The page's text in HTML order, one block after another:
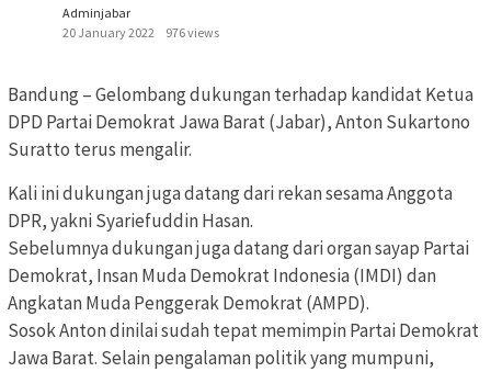
Adminjabar
20 January 2022
976 views
Bandung – Gelombang dukungan terhadap kandidat Ketua
DPD Partai Demokrat Jawa Barat (Jabar), Anton Sukartono
Suratto terus mengalir.
Kali ini dukungan juga datang dari rekan sesama Anggota
DPR, yakni Syariefuddin Hasan.
Sebelumnya dukungan juga datang dari organ sayap Partai
Demokrat, Insan Muda Demokrat Indonesia (IMDI) dan
Angkatan Muda Penggerak Demokrat (AMPD).
Sosok Anton dinilai sudah tepat memimpin Partai Demokrat
Jawa Barat. Selain pengalaman politik yang mumpuni,